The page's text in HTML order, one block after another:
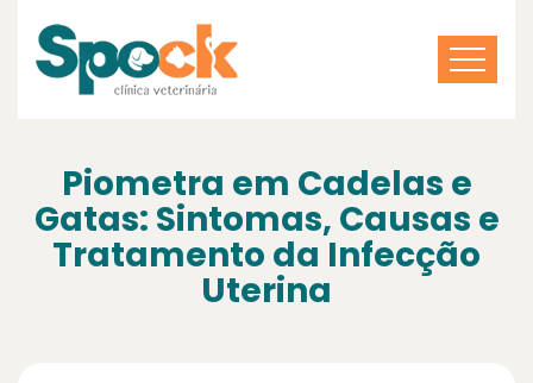
Piometra em Cadelas e
Gatas: Sintomas, Causas e
Tratamento da Infecção
Uterina